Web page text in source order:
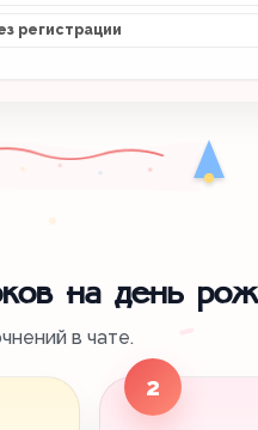
регистрации
на день
в чате.
2